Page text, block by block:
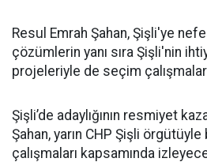
Resul Emrah Şahan, Şişli'ye
çözümlerin yanı sıra Şişli'nin
projeleriyle de seçim
Şişli’de adaylığının resmiyet
Şahan, yarın CHP Şişli
çalışmaları kapsamında